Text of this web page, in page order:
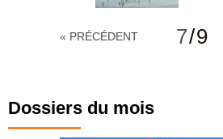
« PRÉCÉDENT 7/9
Dossiers du mois